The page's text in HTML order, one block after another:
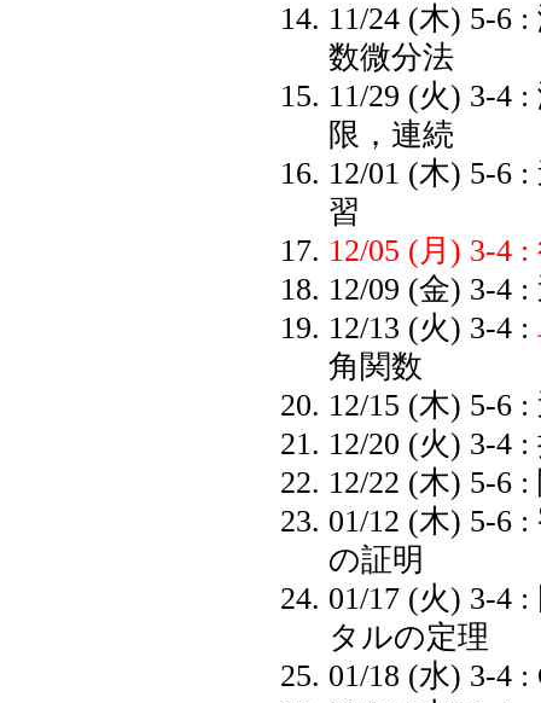
11/24 (木) 5-6
数微分法
11/29 (火) 3-4 :
限，連続
12/01 (木) 5-6
習
12/05 (月) 3-4
12/09 (金) 3-4
12/13 (火) 3-4 :
角関数
12/15 (木) 5-6 :
12/20 (火) 3-4 :
12/22 (木) 5-6 :
01/12 (木) 5-6 :
の証明
01/17 (火) 3-4 :
タルの定理
01/18 (水) 3-4 :